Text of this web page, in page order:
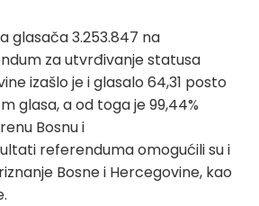
glasača 3.253.847 na
za utvrđivanje statusa
izašlo je i glasalo 64,31 posto
glasa, a od toga je 99,44%
Bosnu i
referenduma omogućili su i
Bosne i Hercegovine, kao